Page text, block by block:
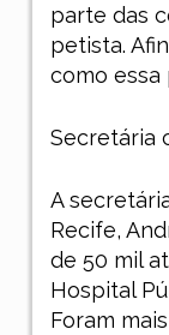
parte das
petista.
como essa
Secretária
A
Recife,
de 50 mil
Hospital
Foram